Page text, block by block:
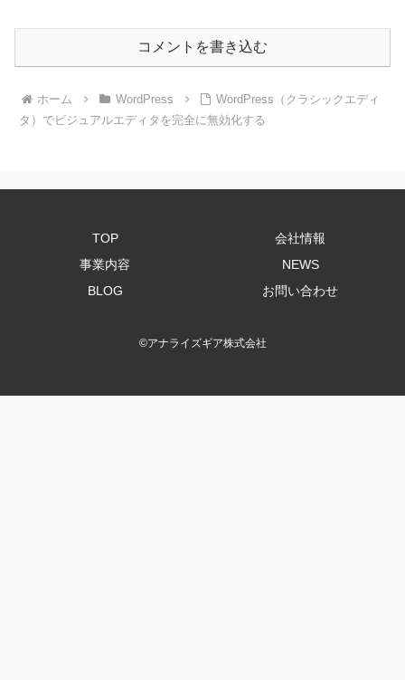
コメントを書き込む
ホーム WordPress
WordPress（クラシックエディ
タ）でビジュアルエディタを完全に無効化する
TOP
会社情報
事業内容
NEWS
BLOG
お問い合わせ
©アナライズギア株式会社